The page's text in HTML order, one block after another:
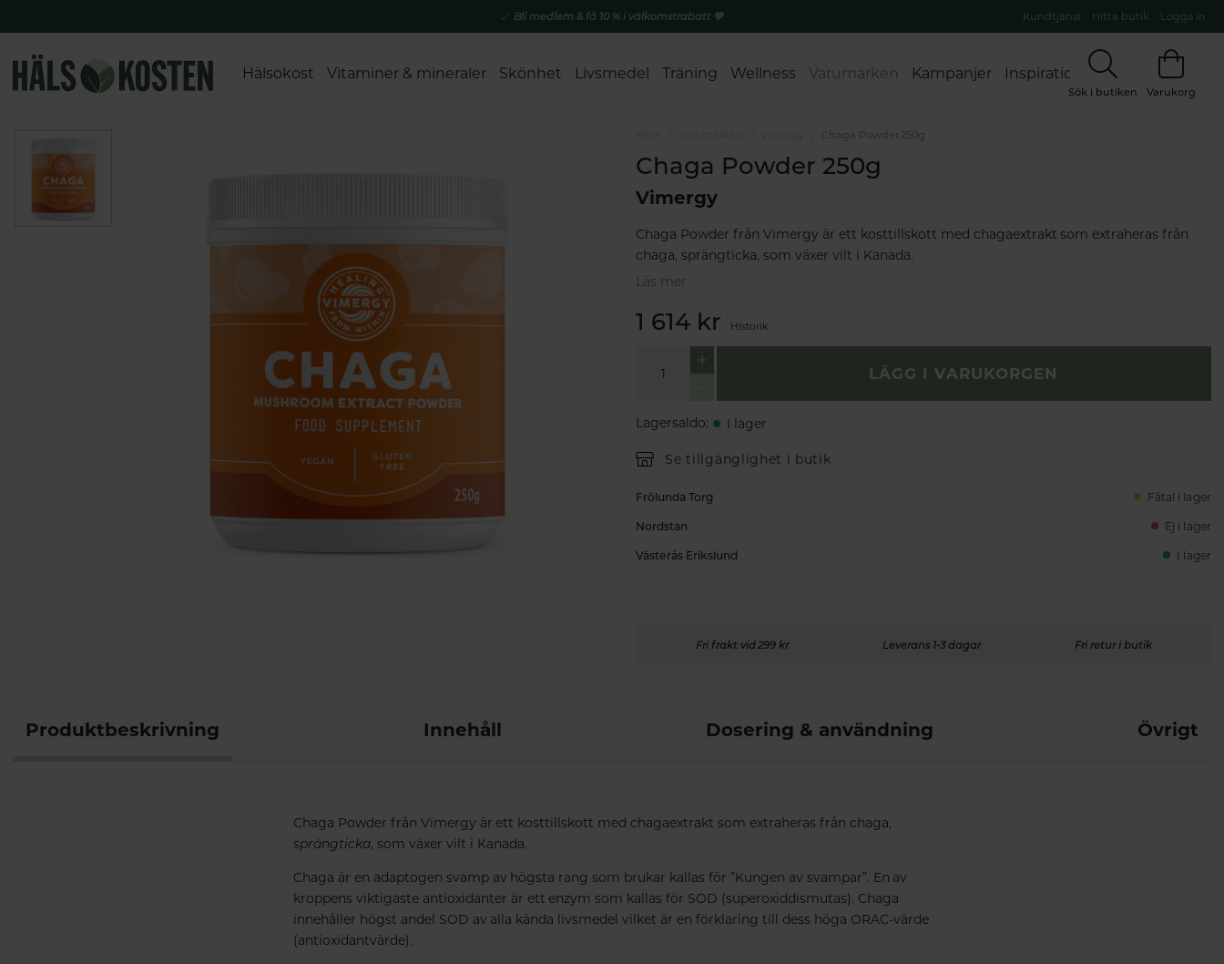
Bli medlem & få 10 % i välkomstrabatt 💚 Kundtjänst Hitta butik Logga in
Hälsokost Vitaminer & mineraler Skönhet Livsmedel Träning Wellness Varumärken Kampanjer Inspiration
Sök i butiken Varukorg
Chaga Powder 250g
Chaga Powder 250g
Vimergy
Chaga Powder från Vimergy är ett kosttillskott med chagaextrakt som extraheras från
chaga, sprängticka, som växer vilt i Kanada.
Läs mer
1 614 kr Historik
LÄGG I VARUKORGEN
Lagersaldo: I lager
Se tillgänglighet i butik
Frölunda Torg Fåtal i lager
Nordstan Ej i lager
Västerås Erikslund I lager
Fri frakt vid 299 kr Leverans 1-3 dagar Fri retur i butik
Produktbeskrivning Innehåll Dosering & användning Övrigt
Chaga Powder från Vimergy är ett kosttillskott med chagaextrakt som extraheras från chaga,
sprängticka, som växer vilt i Kanada.
Chaga är en adaptogen svamp av högsta rang som brukar kallas för ”Kungen av svampar”. En av
kroppens viktigaste antioxidanter är ett enzym som kallas för SOD (superoxiddismutas). Chaga
innehåller högst andel SOD av alla kända livsmedel vilket är en förklaring till dess höga ORAC-värde
(antioxidantvärde).